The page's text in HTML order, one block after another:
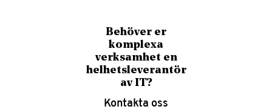
Behöver er
komplexa
verksamhet en
helhetsleverantör
av IT?
Kontakta oss